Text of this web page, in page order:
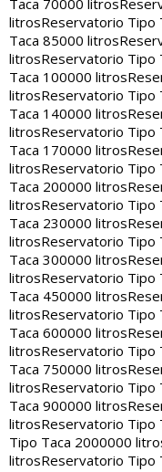
Taca 70000 litros
litrosReservatorio Tipo
Taca 85000 litros
litrosReservatorio Tipo
Taca 100000 litros
litrosReservatorio Tipo
Taca 140000 litros
litrosReservatorio Tipo
Taca 170000 litros
litrosReservatorio Tipo
Taca 200000 litros
litrosReservatorio Tipo
Taca 230000 litros
litrosReservatorio Tipo
Taca 300000 litros
litrosReservatorio Tipo
Taca 450000 litros
litrosReservatorio Tipo
Taca 600000 litros
litrosReservatorio Tipo
Taca 750000 litros
litrosReservatorio Tipo
Taca 900000 litros
litrosReservatorio Tipo
Tipo Taca 2000000
litrosReservatorio Tipo